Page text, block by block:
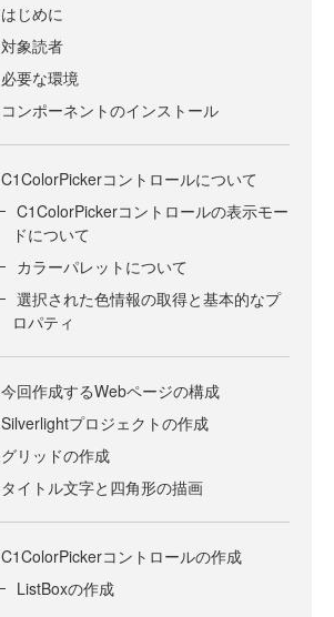
はじめに
対象読者
必要な環境
コンポーネントのインストール
C1ColorPickerコントロールについて
C1ColorPickerコントロールの表示モー
ドについて
カラーパレットについて
選択された色情報の取得と基本的なプ
ロパティ
今回作成するWebページの構成
Silverlightプロジェクトの作成
グリッドの作成
タイトル文字と四角形の描画
C1ColorPickerコントロールの作成
ListBoxの作成